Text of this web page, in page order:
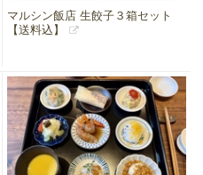
マルシン飯店 生餃子３箱セット
【送料込】